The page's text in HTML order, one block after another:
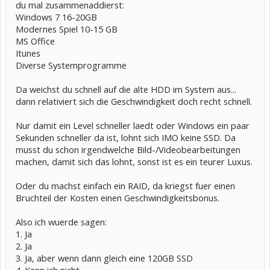
du mal zusammenaddierst:
Windows 7 16-20GB
Modernes Spiel 10-15 GB
MS Office
Itunes
Diverse Systemprogramme
Da weichst du schnell auf die alte HDD im System aus...
dann relativiert sich die Geschwindigkeit doch recht schnell.
Nur damit ein Level schneller laedt oder Windows ein paar
Sekunden schneller da ist, lohnt sich IMO keine SSD. Da
musst du schon irgendwelche Bild-/Videobearbeitungen
machen, damit sich das lohnt, sonst ist es ein teurer Luxus.
Oder du machst einfach ein RAID, da kriegst fuer einen
Bruchteil der Kosten einen Geschwindigkeitsbonus.
Also ich wuerde sagen:
1. Ja
2. Ja
3. Ja, aber wenn dann gleich eine 120GB SSD